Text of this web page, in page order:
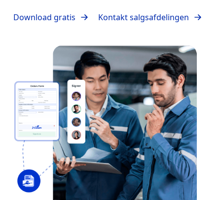
Download gratis Kontakt salgsafdelingen